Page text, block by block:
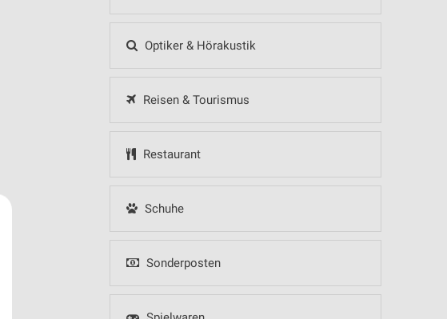
Optiker & Hörakustik
Reisen & Tourismus
Restaurant
Schuhe
Sonderposten